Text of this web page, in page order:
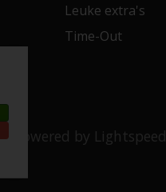
Leuke extra's
Time-Out
- Powered by Lightspeed